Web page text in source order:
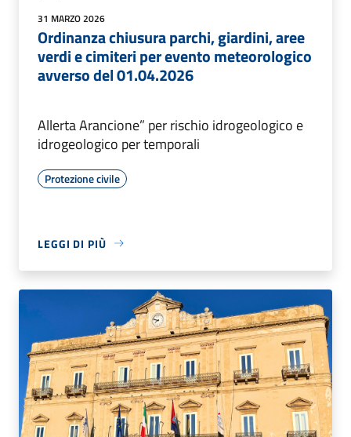
31 MARZO 2026
Ordinanza chiusura parchi, giardini, aree
verdi e cimiteri per evento meteorologico
avverso del 01.04.2026
Allerta Arancione” per rischio idrogeologico e
idrogeologico per temporali
Protezione civile
LEGGI DI PIÙ